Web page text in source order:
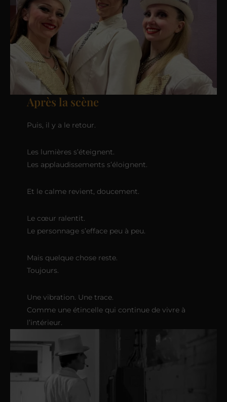
Après la scène
Puis, il y a le retour.
Les lumières s’éteignent.
Les applaudissements s’éloignent.
Et le calme revient, doucement.
Le cœur ralentit.
Le personnage s’efface peu à peu.
Mais quelque chose reste.
Toujours.
Une vibration. Une trace.
Comme une étincelle qui continue de vivre à
l’intérieur.